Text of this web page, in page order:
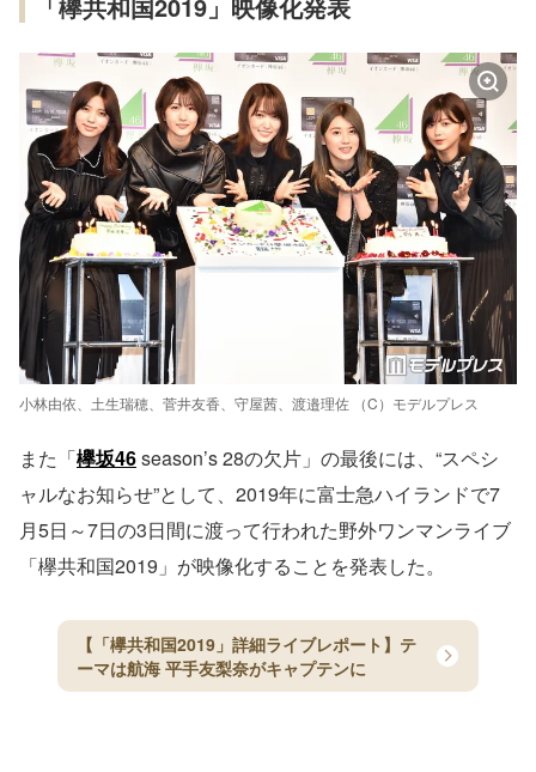
小林由依、土生瑞穂、菅井友香、守屋茜、渡邉理佐 （C）モデルプレス
また「欅坂46season’s 28の欠片」の最後には、“スペシ
ャルなお知らせ”として、2019年に富士急ハイランドで7
月5日～7日の3日間に渡って行われた野外ワンマンライブ
「欅共和国2019」が映像化することを発表した。
【「欅共和国2019」詳細ライブレポート】テ
ーマは航海 平手友梨奈がキャプテンに